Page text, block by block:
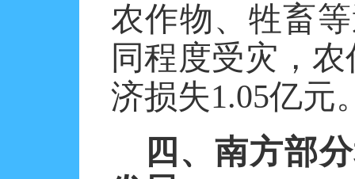
农作物、牲畜
同程度受灾，
济损失1.05亿元
四、南方部